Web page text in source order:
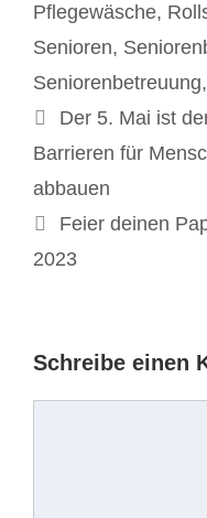
Pflegewäsche,
Senioren,
Seniorenbetreuung,
Beitrags-
Navigation
Der 5. Mai ist
Barrieren für
abbauen
Feier deinen
2023
Schreibe einen